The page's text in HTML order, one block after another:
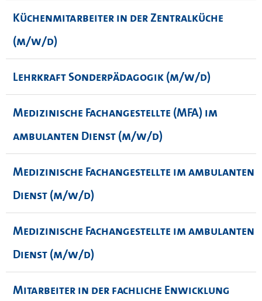
Küchenmitarbeiter in der Zentralküche
(m/w/d)
Lehrkraft Sonderpädagogik (m/w/d)
Medizinische Fachangestellte (MFA) im
ambulanten Dienst (m/w/d)
Medizinische Fachangestellte im ambulanten
Dienst (m/w/d)
Medizinische Fachangestellte im ambulanten
Dienst (m/w/d)
Mitarbeiter in der fachliche Enwicklung